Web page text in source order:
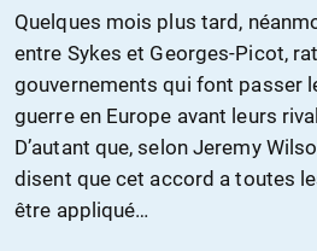
Quelques mois plus tard,
entre Sykes et Georges-Picot,
gouvernements qui font passer
guerre en Europe avant leurs
D’autant que, selon Jeremy
disent que cet accord a toutes
être appliqué…